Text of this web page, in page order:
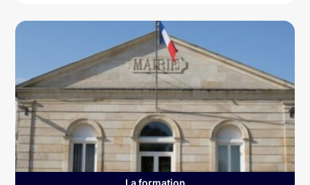
La formation